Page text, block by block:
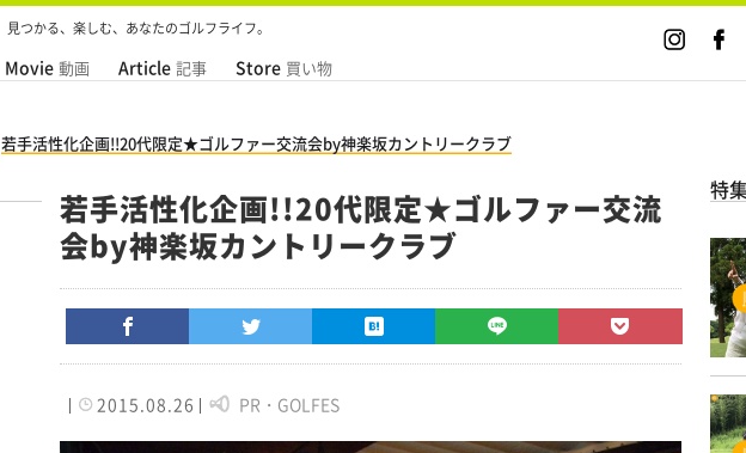
見つかる、楽しむ、あなたのゴルフライフ。
Movie 動画 Article 記事 Store 買い物
若手活性化企画!!20代限定★ゴルファー交流会by神楽坂カントリークラブ
若手活性化企画!!20代限定★ゴルファー交流
会by神楽坂カントリークラブ
2015.08.26 PR・GOLFES
特